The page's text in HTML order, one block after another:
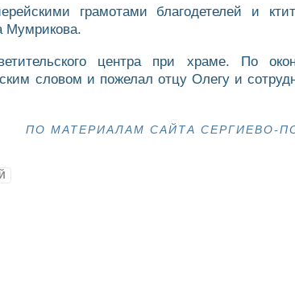
грамотами благодетелей и
Мумрикова.
центра при храме. По
словом и пожелал отцу Олегу и
ПО МАТЕРИАЛАМ САЙТА СЕРГИЕВО-